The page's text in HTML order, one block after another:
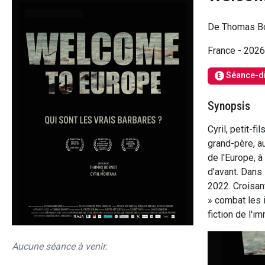
Aucune séance à venir.
De Thomas
France - 2026
E Séance-
Synopsis
Cyril, petit-
grand-père,
de l'Europe,
d'avant.
2022.
» combat les
fiction de